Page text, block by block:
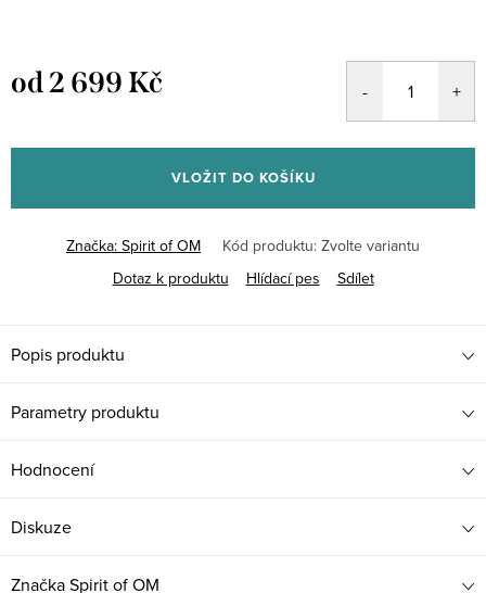
od2 699 Kč
VLOŽIT DO KOŠÍKU
Značka: Spirit of OM Kód produktu: Zvolte variantu
Dotaz k produktu
Hlídací pes Sdílet
Popis produktu
Parametry produktu
Hodnocení
Diskuze
ZnačkaSpirit of OM